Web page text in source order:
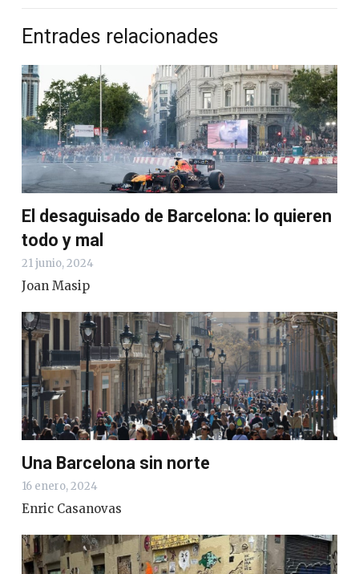
Entrades relacionades
El desaguisado de Barcelona: lo quieren
todo y mal
21 junio, 2024
Joan Masip
Una Barcelona sin norte
16 enero, 2024
Enric Casanovas